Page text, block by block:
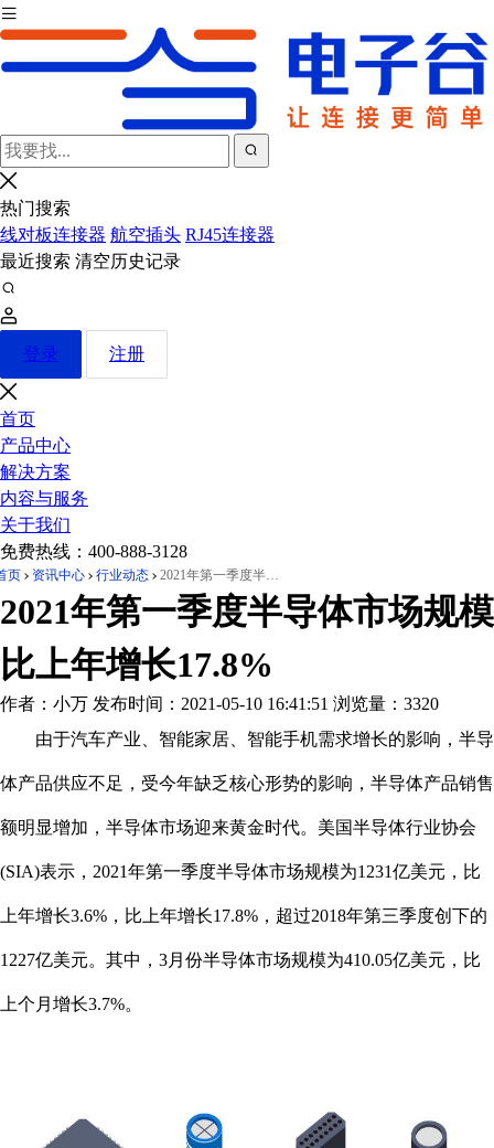
热门搜索
线对板连接器 航空插头 RJ45连接器
最近搜索 清空历史记录
登录 注册
首页
产品中心
解决方案
内容与服务
关于我们
免费热线： 400-888-3128
页 资讯中心 行业动态 2021年第一季度半导体市场规模比上年增长17.8%
2021年第一季度半导体市场规模
比上年增长17.8%
作者：小万 发布时间：2021-05-10 16:41:51 浏览量：3320
由于汽车产业、智能家居、智能手机需求增长的影响，半导
体产品供应不足，受今年缺乏核心形势的影响，半导体产品销售
额明显增加，半导体市场迎来黄金时代。美国半导体行业协会
(SIA)表示，2021年第一季度半导体市场规模为1231亿美元，比
上年增长3.6%，比上年增长17.8%，超过2018年第三季度创下的
1227亿美元。其中，3月份半导体市场规模为410.05亿美元，比
上个月增长3.7%。